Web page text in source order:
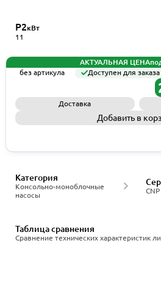
P2кВт
11
АКТУАЛЬНАЯ ЦЕНА
без артикула
Доступен для заказа
Доставка
Добавить в
Консольно-моноблочные
насосы
Категория
CNP
Сравнение технических характеристик
Таблица сравнения